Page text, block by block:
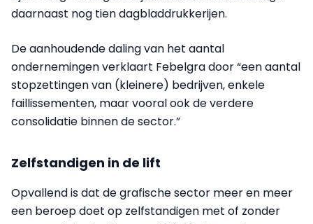
daarnaast nog tien dagbladdrukkerijen.
De aanhoudende daling van het aantal
ondernemingen verklaart Febelgra door “een aantal
stopzettingen van (kleinere) bedrijven, enkele
faillissementen, maar vooral ook de verdere
consolidatie binnen de sector.”
Zelfstandigen in de lift
Opvallend is dat de grafische sector meer en meer
een beroep doet op zelfstandigen met of zonder